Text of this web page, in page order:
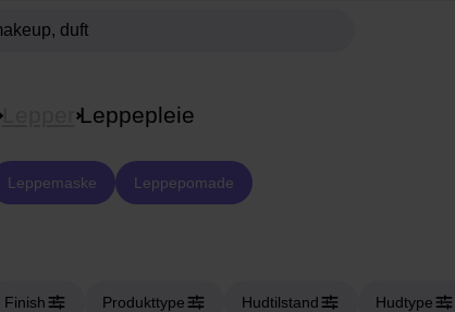
Lepper Leppepleie
Leppemaske Leppepomade
Finish Produkttype Hudtilstand Hudtype